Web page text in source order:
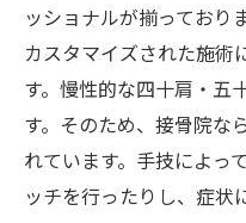
ッショナルが揃っており
カスタマイズされた施術
す。慢性的な四十肩・五
す。そのため、接骨院な
れています。手技によっ
ッチを行ったりし、症状